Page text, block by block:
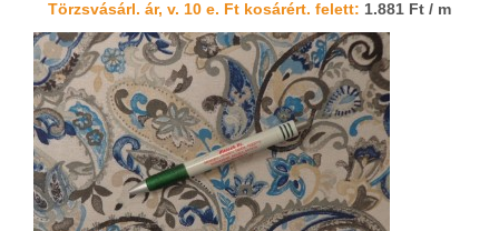
Törzsvásárl. ár, v. 10 e. Ft kosárért. felett: 1.881 Ft / m